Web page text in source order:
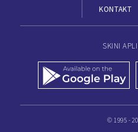
KONTAKT
SKINI
© 1995 -